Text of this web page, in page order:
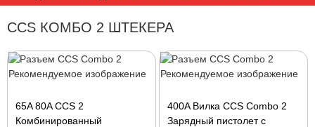
CCS КОМБО 2 ШТЕКЕРА
65A 80A CCS 2
Комбинированный
400A Вилка CCS Combo 2
Зарядный пистолет с